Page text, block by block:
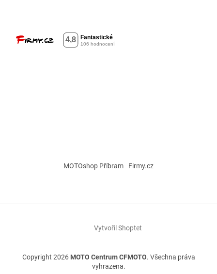
MOTOshop Příbram Firmy.cz
Vytvořil Shoptet
Copyright 2026 MOTO Centrum CFMOTO. Všechna práva
vyhrazena.